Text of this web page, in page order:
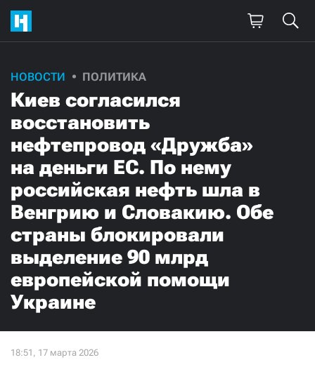
НОВОСТИ ПОЛИТИКА
Киев согласился
восстановить
нефтепровод «Дружба»
на деньги ЕС. По нему
российская нефть шла в
Венгрию и Словакию. Обе
страны блокировали
выделение 90 млрд
европейской помощи
Украине